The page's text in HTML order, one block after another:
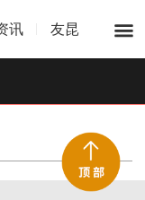
讯 友昆